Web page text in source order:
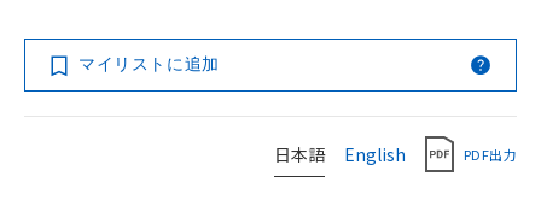
マイリストに追加
日本語 English PDF出力